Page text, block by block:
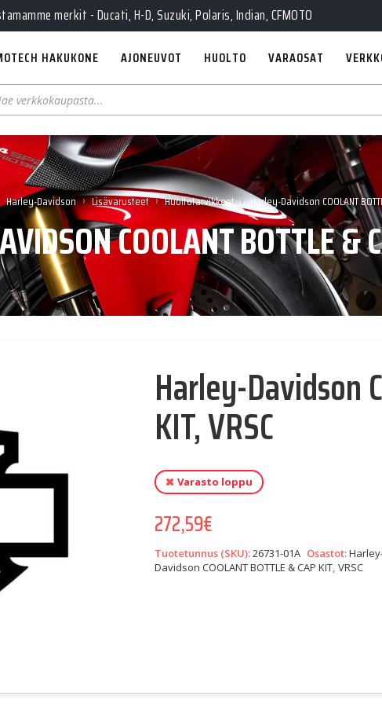
Ma-Pe 10-18, La 10-14, Huolto Ma-Pe 9-17
merkit - Ducati, H-D, Suzuki, Polaris, Indian, CFMOTO
HAKUKONE AJONEUVOT HUOLTO VARAOSAT
Harley-Davidson › Lisävarusteet › Huoltotarvikkeet › Harley-Davidson COOLANT
COOLANT BOTTLE &
Harley-Davidson
KIT, VRSC
Varasto loppu
272,59€
Tuotetunnus (SKU):26731-01A Osastot:
Davidson COOLANT BOTTLE & CAP KIT,VRSC